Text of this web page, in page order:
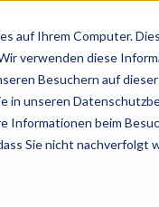
auf Ihrem Computer.
verwenden diese
Besuchern auf
in unseren
Informationen beim
Sie nicht nachverfolgt